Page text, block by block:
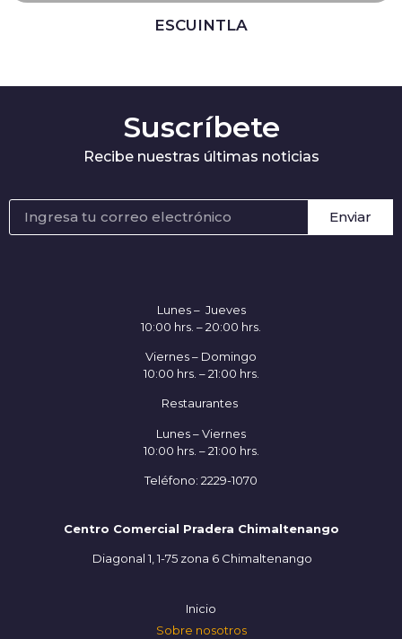
ESCUINTLA
Suscríbete
Recibe nuestras últimas noticias
Enviar
Lunes – Jueves
10:00 hrs. – 20:00 hrs.
Viernes – Domingo
10:00 hrs. – 21:00 hrs.
Restaurantes
Lunes – Viernes
10:00 hrs. – 21:00 hrs.
Teléfono: 2229-1070
Centro Comercial Pradera Chimaltenango
Diagonal 1, 1-75 zona 6 Chimaltenango
Inicio
Sobre nosotros